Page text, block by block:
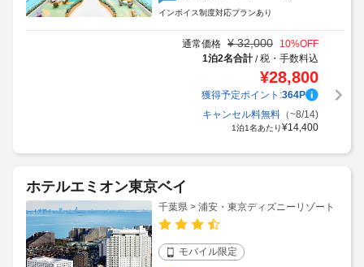
インボイス制度対応プランあり
通常価格 ¥ 32,000 10%OFF
1泊2名合計/税・手数料込
¥28,800
獲得予定ポイント:364P
キャンセル料無料（~8/14)
1泊1名あたり¥14,400
ホテルエミオン東京ベイ
千葉県 > 浦安・東京ディズニーリゾート
モバイル限定